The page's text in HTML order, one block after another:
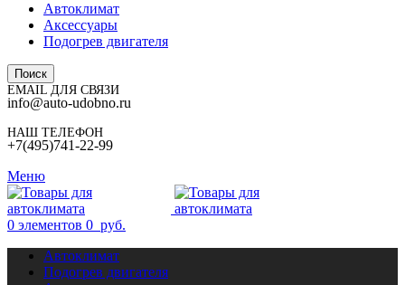
Автоклимат
Аксессуары
Подогрев двигателя
Поиск
EMAIL ДЛЯ СВЯЗИ
info@auto-udobno.ru
НАШ ТЕЛЕФОН
+7(495)741-22-99
Меню
0 элементов 0 руб.
Автоклимат
Подогрев двигателя